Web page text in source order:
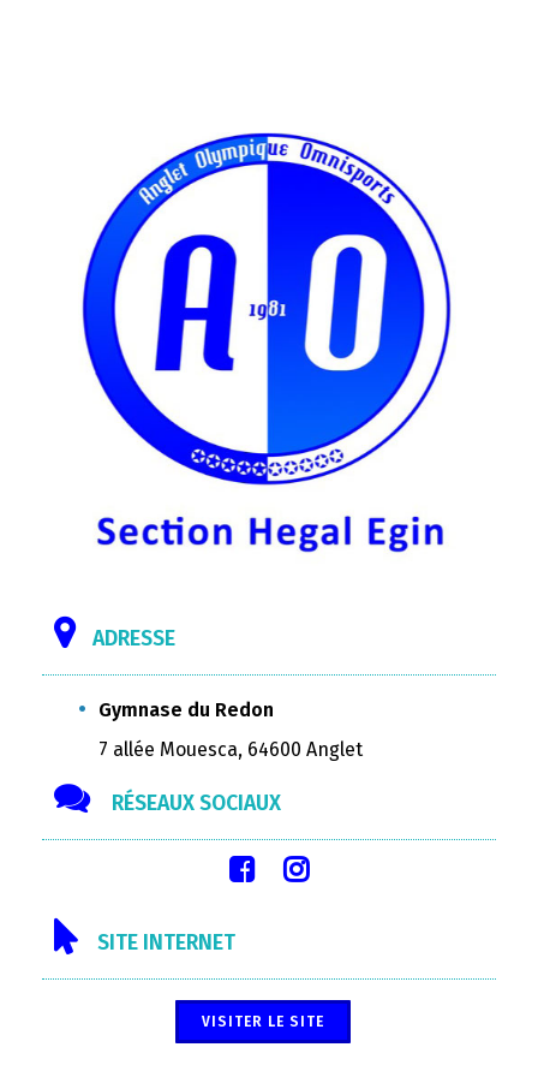
ADRESSE
Gymnase du Redon
7 allée Mouesca, 64600 Anglet
RÉSEAUX SOCIAUX
SITE INTERNET
VISITER LE SITE